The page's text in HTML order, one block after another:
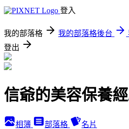
登入
我的部落格 我的部落格後台
登出
信爺的美容保養
相簿 部落格 名片